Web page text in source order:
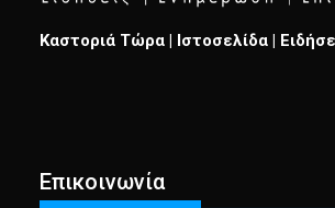
Καστοριά Τώρα | Ιστοσελίδα |
Επικοινωνία